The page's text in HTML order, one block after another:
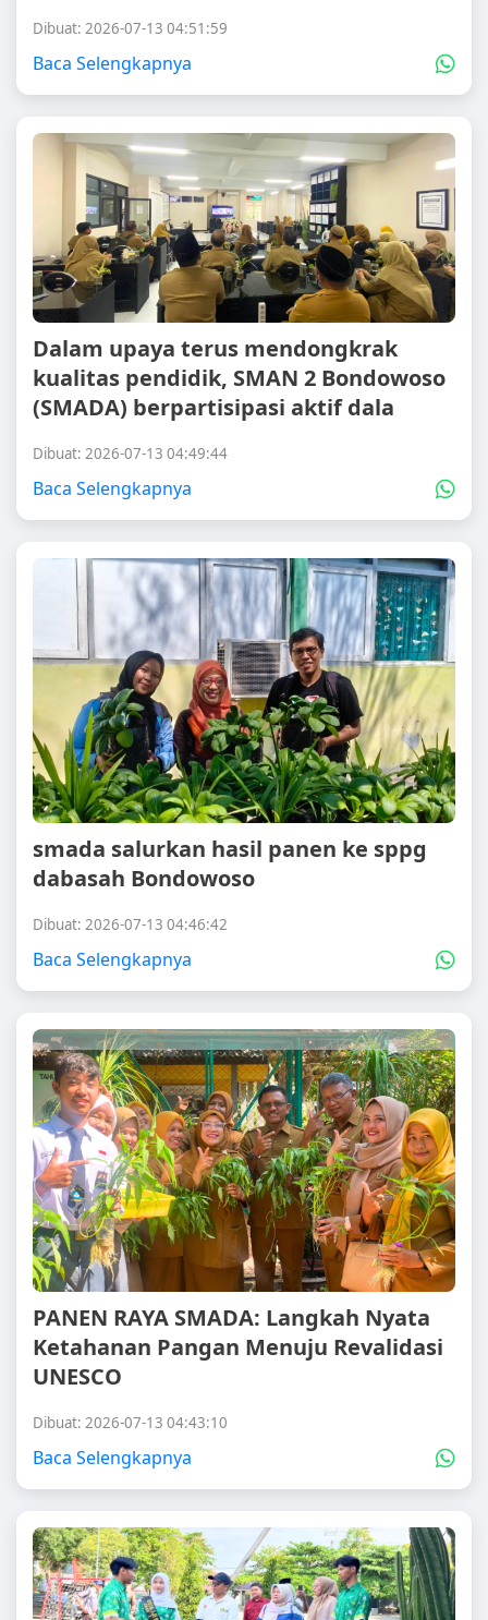
Dibuat: 2026-07-13 04:51:59
Baca Selengkapnya
Dalam upaya terus mendongkrak
kualitas pendidik, SMAN 2 Bondowoso
(SMADA) berpartisipasi aktif dala
Dibuat: 2026-07-13 04:49:44
Baca Selengkapnya
smada salurkan hasil panen ke sppg
dabasah Bondowoso
Dibuat: 2026-07-13 04:46:42
Baca Selengkapnya
PANEN RAYA SMADA: Langkah Nyata
Ketahanan Pangan Menuju Revalidasi
UNESCO
Dibuat: 2026-07-13 04:43:10
Baca Selengkapnya